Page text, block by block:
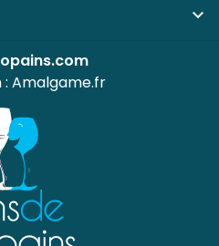

Amalgame.fr